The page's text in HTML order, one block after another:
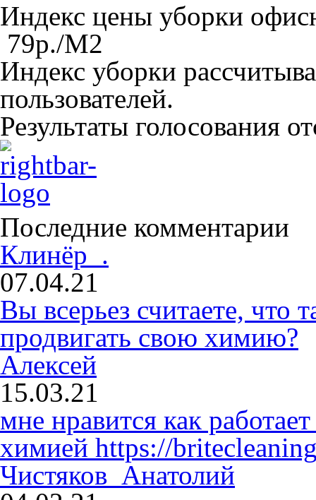
Индекс цены уборки
79р./M2
Индекс уборки
пользователей.
Результаты голосования
Последние комментарии
Клинёр .
07.04.21
Вы всерьез считаете, что
продвигать свою химию?
Алексей
15.03.21
мне нравится как
химией https://
Чистяков Анатолий